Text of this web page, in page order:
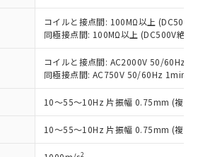
コイルと接点間: 100MΩ以上 (DC500V
同極接点間: 100MΩ以上 (DC500V絶縁
コイルと接点間: AC2000V 50/60Hz
同極接点間: AC750V 50/60Hz 1min
10～55～10Hz 片振幅 0.75mm (複振
10～55～10Hz 片振幅 0.75mm (複振
2
機器事業取扱商品の中には、
スの対象外となる商品もある
了承ください。
および標準価格照会結果は、
いる更新日時点での社内デー
き作成されるものであり、閲
時点での実際の在庫および標
は異なる場合があることをご
さい。
イセンス料など無形物で、有
係のない商品です。
情により、非含有部品として
含有品と判明した場合などや
することがあります。
下、 水銀(Hg) 1000ppm以下、 カド
1000ppm以下、ポリ臭化ビフェニル
以下、ポリ臭化ジフェニルエーテル類
以下、フタル酸ビス(2-エチルヘキシ
ることを示します。
質材料含有率が中国RoHSの
ていることを示します。
認です。当社販売部門へお問
の基準値 (GB/T26572)：
、 Hg(水銀) : 1000ppm、 Cd(カドミウ
これら貴社製品のうち、外国
び外国貿易法に定める商品
規制貨物等」という）を輸出
外への提供する場合は、日本
するなどの必要な手続きを
数以上の在庫あり